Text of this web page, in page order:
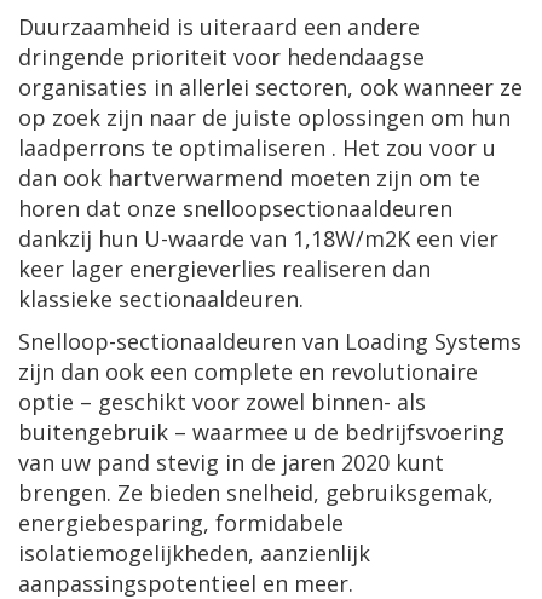
Duurzaamheid is uiteraard een andere
dringende prioriteit voor hedendaagse
organisaties in allerlei sectoren, ook wanneer ze
op zoek zijn naar de juiste oplossingen om hun
laadperrons te optimaliseren . Het zou voor u
dan ook hartverwarmend moeten zijn om te
horen dat onze snelloopsectionaaldeuren
dankzij hun U-waarde van 1,18W/m2K een vier
keer lager energieverlies realiseren dan
klassieke sectionaaldeuren.
Snelloop-sectionaaldeuren van Loading Systems
zijn dan ook een complete en revolutionaire
optie – geschikt voor zowel binnen- als
buitengebruik – waarmee u de bedrijfsvoering
van uw pand stevig in de jaren 2020 kunt
brengen. Ze bieden snelheid, gebruiksgemak,
energiebesparing, formidabele
isolatiemogelijkheden, aanzienlijk
aanpassingspotentieel en meer.